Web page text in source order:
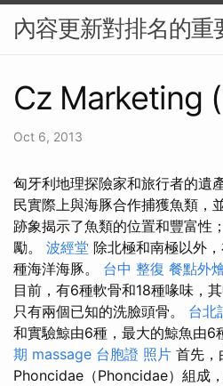
內容更新對排名的重
Cz Marketing
Oct 6, 2013
匈牙利地理探險家和旅行者的遺
民實際上與海豚合作捕獲魚類，
跡象揭示了魚類的位置和豐富性
勵。 波經堂 除北極和南極以外
種海洋海豚。 台中 整復 餐點外
目前，有6種軟骨和18種喙味，
只有兩個已知的洗臉頭骨。 台北
和實驗鯨由6種，最大的鯨魚由6
期 massage 台胞證 照片 首先，
Phoncidae（Phoncidae）組成